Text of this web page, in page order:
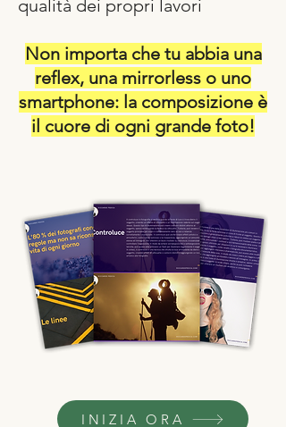
qualità dei propri lavori
Non importa che tu abbia una
reflex, una mirrorless o uno
smartphone: la composizione è
il cuore di ogni grande foto!​​​​​​​​​
INIZIA ORA